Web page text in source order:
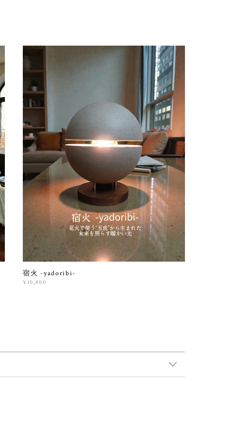
宿火 -yadoribi-
¥10,800